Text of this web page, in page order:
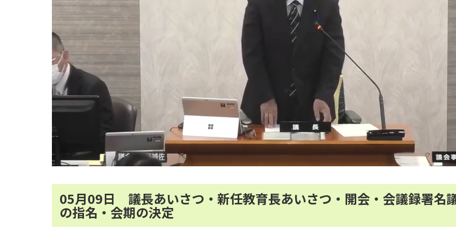
05月09日 議長あいさつ・新任教育長あいさつ・開会・会議録署名
の指名・会期の決定